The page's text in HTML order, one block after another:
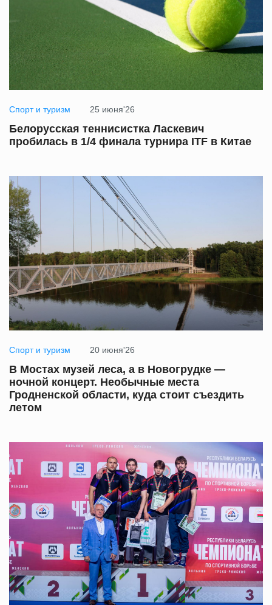
Спорт и туризм 25 июня'26
Белорусская теннисистка Ласкевич
пробилась в 1/4 финала турнира ITF в Китае
Спорт и туризм 20 июня'26
В Мостах музей леса, а в Новогрудке —
ночной концерт. Необычные места
Гродненской области, куда стоит съездить
летом